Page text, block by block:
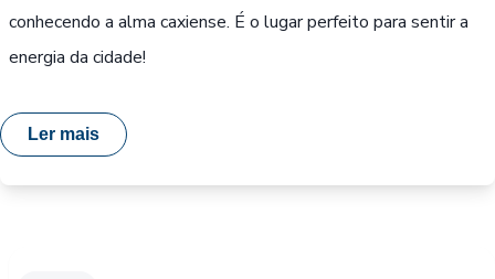
conhecendo a alma caxiense. É o lugar perfeito para sentir a
energia da cidade!
Ler mais